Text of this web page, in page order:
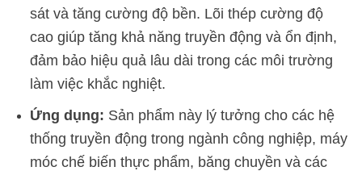
sát và tăng cường độ bền. Lõi thép cường độ
cao giúp tăng khả năng truyền động và ổn định,
đảm bảo hiệu quả lâu dài trong các môi trường
làm việc khắc nghiệt.
Ứng dụng: Sản phẩm này lý tưởng cho các hệ
thống truyền động trong ngành công nghiệp, máy
móc chế biến thực phẩm, băng chuyền và các